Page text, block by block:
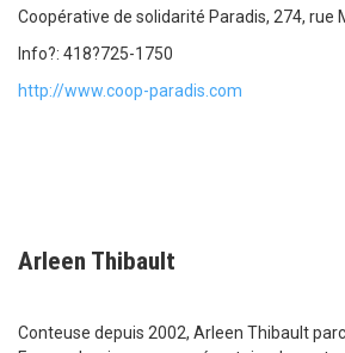
Coopérative de solidarité Paradis, 274, rue
Info?: 418?725-1750
http://www.coop-paradis.com
Arleen Thibault
Conteuse depuis 2002, Arleen Thibault